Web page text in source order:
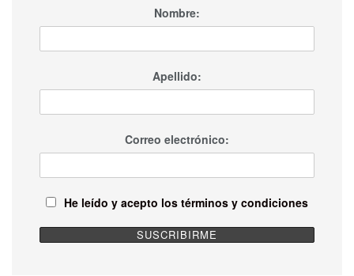
Nombre:
Apellido:
Correo electrónico:
He leído y acepto los términos y condiciones